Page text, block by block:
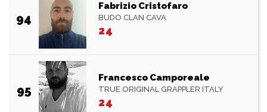
94
Fabrizio Cristofaro
BUDO CLAN CAVA
24
95
Francesco Camporeale
TRUE ORIGINAL GRAPPLER ITALY
24